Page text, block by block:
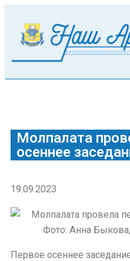
Молпалата
осеннее
19.09.2023
Первое осеннее